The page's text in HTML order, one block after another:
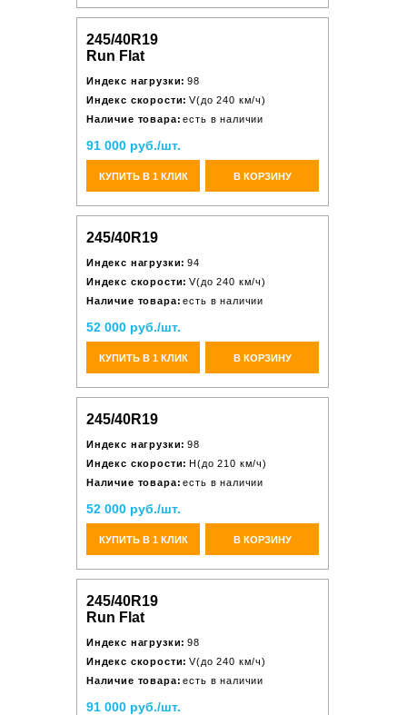
245/40R19
Run Flat
Индекс нагрузки: 98
Индекс скорости: V(до 240 км/ч)
Наличие товара: есть в наличии
91 000 руб./шт.
КУПИТЬ В 1 КЛИК В КОРЗИНУ
245/40R19
Индекс нагрузки: 94
Индекс скорости: V(до 240 км/ч)
Наличие товара: есть в наличии
52 000 руб./шт.
КУПИТЬ В 1 КЛИК В КОРЗИНУ
245/40R19
Индекс нагрузки: 98
Индекс скорости: H(до 210 км/ч)
Наличие товара: есть в наличии
52 000 руб./шт.
КУПИТЬ В 1 КЛИК В КОРЗИНУ
245/40R19
Run Flat
Индекс нагрузки: 98
Индекс скорости: V(до 240 км/ч)
Наличие товара: есть в наличии
91 000 руб./шт.